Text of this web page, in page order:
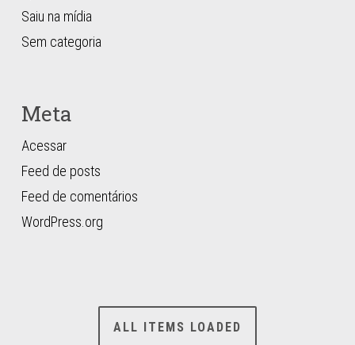
Saiu na mídia
Sem categoria
Meta
Acessar
Feed de posts
Feed de comentários
WordPress.org
ALL ITEMS LOADED